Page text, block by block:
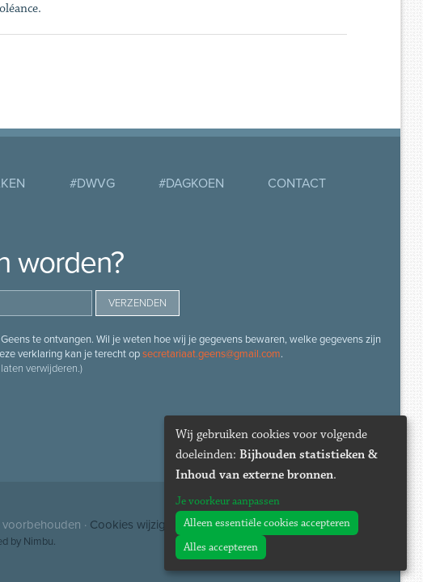
#DWVG #DAGKOEN CONTACT
worden?
te ontvangen. Wil je weten hoe wij je gegevens bewaren, welke gegevens zijn
verklaring kan je terecht opsecretariaat.geens@gmail.com.
verwijderen.)
voorbehouden · Cookies wijzigen
by Nimbu.
Wij gebruiken cookies voor volgende
doeleinden: Bijhouden statistieken &
Inhoud van externe bronnen.
Je voorkeur aanpassen
Alleen essentiële cookies accepteren
Alles accepteren